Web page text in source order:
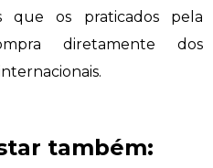
que os praticados pela
diretamente dos
também: